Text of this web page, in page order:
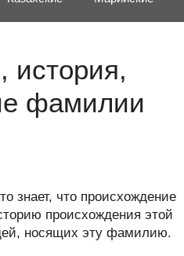
фамилии
знает, что происхождение
происхождения этой
носящих эту фамилию.